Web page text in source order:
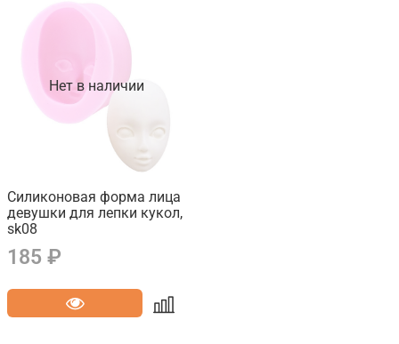
Нет в наличии
Силиконовая форма лица
девушки для лепки кукол,
sk08
185 ₽